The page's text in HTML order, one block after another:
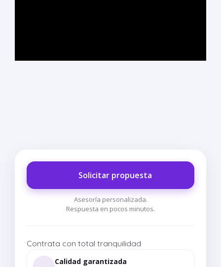
Solicitar propuesta
Asesoría personalizada.
Respuesta en pocos minutos.
Contrata con total tranquilidad
Calidad garantizada